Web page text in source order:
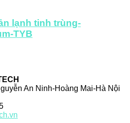
lạnh tinh trùng-
TYB
An Ninh-Hoàng Mai-Hà Nội